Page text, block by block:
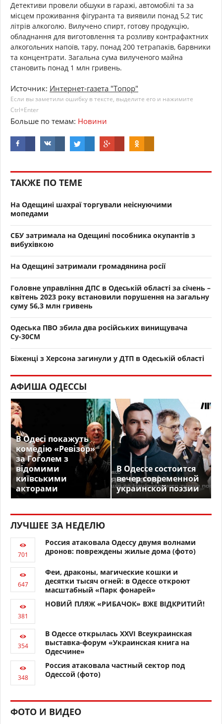
Детективи провели обшуки в гаражі, автомобілі та за
місцем проживання фігуранта та виявили понад 5,2 тис
літрів алкоголю. Вилучено спирт, готову продукцію,
обладнання для виготовлення та розливу контрафактних
алкогольних напоїв, тару, понад 200 тетрапаків, барвники
та концентрати. Загальна сума вилученого майна
становить понад 1 млн гривень.
Источник: Интернет-газета "Топор"
Если вы заметили ошибку в тексте, выделите его и нажимите
Ctrl+Enter
Больше по темам: Новини
ТАКЖЕ ПО ТЕМЕ
На Одещині шахраї торгували неіснуючими
мопедами
СБУ затримала на Одещині пособника окупантів з
вибухівкою
На Одещині затримали громадянина росії
Головне управління ДПС в Одеській області за січень –
квітень 2023 року встановили порушення на загальну
суму 56,3 млн гривень
Одеська ПВО збила два російських винищувача
Су-30СМ
Біженці з Херсона загинули у ДТП в Одеській області
АФИША ОДЕССЫ
В Одесі покажуть
комедію «Ревізор»
за Гоголем з
відомими
київськими
акторами
В Одессе состоится
вечер современной
украинской поэзии
ЛУЧШЕЕ ЗА НЕДЕЛЮ
Россия атаковала Одессу двумя волнами
дронов: повреждены жилые дома (фото)
Феи, драконы, магические кошки и
десятки тысяч огней: в Одессе откроют
масштабный «Парк фонарей»
НОВИЙ ПЛЯЖ «РИБАЧОК» ВЖЕ ВІДКРИТИЙ!
В Одессе открылась XXVI Всеукраинская
выставка-форум «Украинская книга на
Одесчине»
Россия атаковала частный сектор под
Одессой (фото)
ФОТО И ВИДЕО